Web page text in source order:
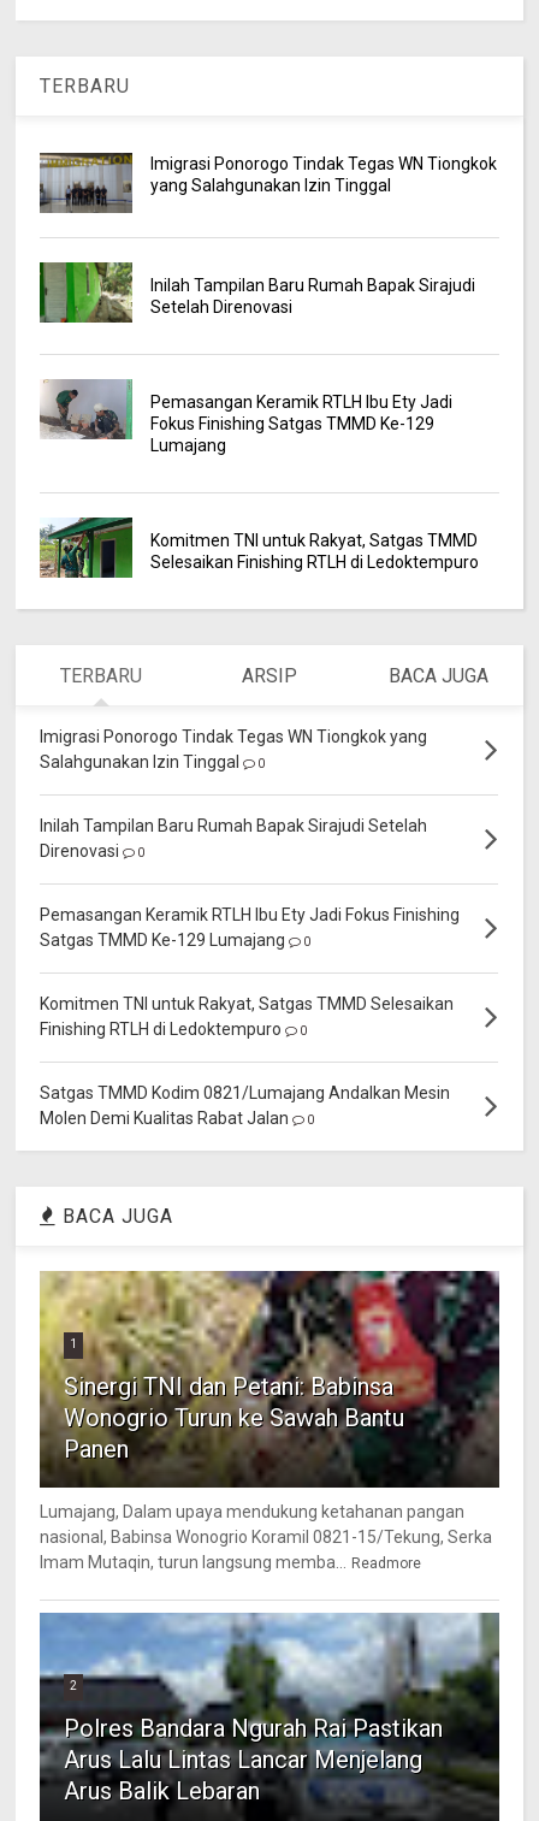
TERBARU
Imigrasi Ponorogo Tindak Tegas WN Tiongkok
yang Salahgunakan Izin Tinggal
Inilah Tampilan Baru Rumah Bapak Sirajudi
Setelah Direnovasi
Pemasangan Keramik RTLH Ibu Ety Jadi
Fokus Finishing Satgas TMMD Ke-129
Lumajang
Komitmen TNI untuk Rakyat, Satgas TMMD
Selesaikan Finishing RTLH di Ledoktempuro
TERBARU ARSIP BACA JUGA
Imigrasi Ponorogo Tindak Tegas WN Tiongkok yang
Salahgunakan Izin Tinggal
0
Inilah Tampilan Baru Rumah Bapak Sirajudi Setelah
Direnovasi
0
Pemasangan Keramik RTLH Ibu Ety Jadi Fokus Finishing
Satgas TMMD Ke-129 Lumajang
0
Komitmen TNI untuk Rakyat, Satgas TMMD Selesaikan
Finishing RTLH di Ledoktempuro
0
Satgas TMMD Kodim 0821/Lumajang Andalkan Mesin
Molen Demi Kualitas Rabat Jalan
0
BACA JUGA
1
Sinergi TNI dan Petani: Babinsa
Wonogrio Turun ke Sawah Bantu
Panen
Lumajang, Dalam upaya mendukung ketahanan pangan
nasional, Babinsa Wonogrio Koramil 0821-15/Tekung, Serka
Imam Mutaqin, turun langsung memba...
Readmore
2
Polres Bandara Ngurah Rai Pastikan
Arus Lalu Lintas Lancar Menjelang
Arus Balik Lebaran